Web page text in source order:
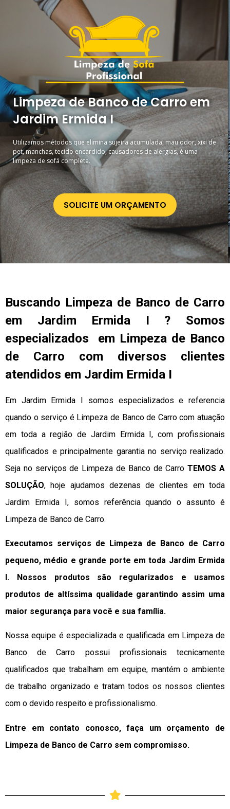
Limpeza de Banco de Carro em
Jardim Ermida I
Utilizamos métodos que elimina sujeira acumulada, mau odor, xixi de
pet, manchas, tecido encardido, causadores de alergias, é uma
limpeza de sofá completa.
SOLICITE UM ORÇAMENTO
Buscando Limpeza de Banco de Carro
em Jardim Ermida I ? Somos
especializados em Limpeza de Banco
de Carro com diversos clientes
atendidos em Jardim Ermida I
Em Jardim Ermida I somos especializados e referencia
quando o serviço é Limpeza de Banco de Carro com atuação
em toda a região de Jardim Ermida I, com profissionais
qualificados e principalmente garantia no serviço realizado.
Seja no serviços de Limpeza de Banco de CarroTEMOS A
SOLUÇÃO, hoje ajudamos dezenas de clientes em toda
Jardim Ermida I, somos referência quando o assunto é
Limpeza de Banco de Carro.
Executamos serviços de Limpeza de Banco de Carro
pequeno, médio e grande porte em toda Jardim Ermida
I. Nossos produtos são regularizados e usamos
produtos de altíssima qualidade garantindo assim uma
maior segurança para você e sua família.
Nossa equipe é especializada e qualificada em Limpeza de
Banco de Carro possui profissionais tecnicamente
qualificados que trabalham em equipe, mantém o ambiente
de trabalho organizado e tratam todos os nossos clientes
com o devido respeito e profissionalismo.
Entre em contato conosco, faça um orçamento de
Limpeza de Banco de Carro sem compromisso.